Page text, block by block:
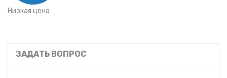
Низкая цена
ЗАДАТЬ ВОПРОС